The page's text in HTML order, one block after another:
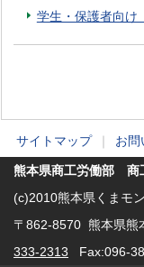
学生・保護者向
サイトマップ お問
熊本県商工労働部
(c)2010熊本県くまモン
〒862-8570 熊本県熊
333-2313 Fax:096-